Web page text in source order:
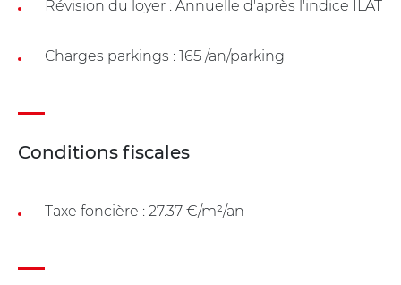
Révision du loyer : Annuelle d'après l'indice ILAT
Charges parkings : 165 /an/parking
Conditions fiscales
Taxe foncière : 27.37 €/m²/an